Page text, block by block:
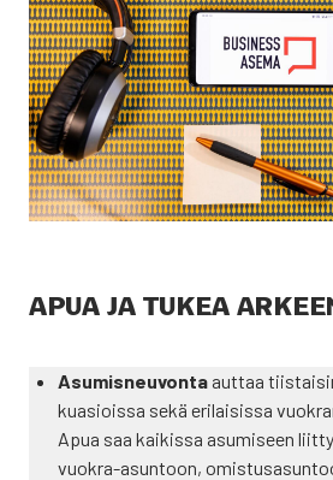
APUA JA TUKEA
Asu­mis­neu­von­ta aut­taa
ku­asiois­sa sekä eri­lai­sis­sa
Apua saa kai­kis­sa asu­mi­seen
vuo­kra-asun­toon,